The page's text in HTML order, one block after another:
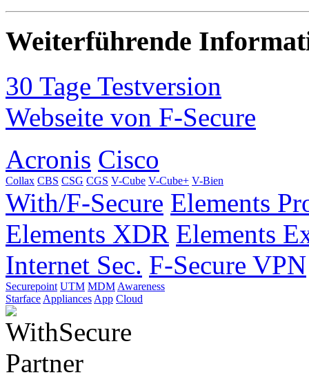
Weiterführende
30 Tage Testversion
Webseite von F-Secure
Acronis Cisco
Collax CBS CSG CGS V-Cube V-Cube+ V-Bien
With/F-Secure Elements
Elements XDR Elements
Internet Sec. F-Secure VPN
Securepoint UTM MDM Awareness
Starface Appliances App Cloud